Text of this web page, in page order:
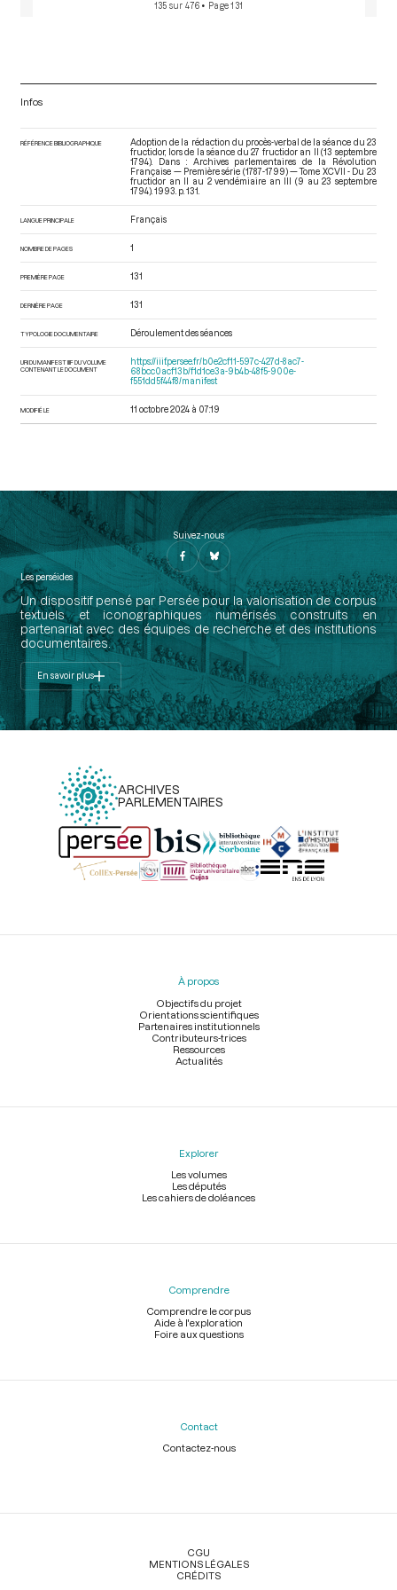
135 sur 476 • Page 131
Infos
RÉFÉRENCE BIBLIOGRAPHIQUE
Adoption de la rédaction du procès-verbal de la séance du 23
fructidor, lors de la séance du 27 fructidor an II (13 septembre
1794). Dans : Archives parlementaires de la Révolution
Française — Première série (1787-1799) — Tome XCVII - Du 23
fructidor an II au 2 vendémiaire an III (9 au 23 septembre
1794) . 1993. p. 131.
LANGUE PRINCIPALE Français
NOMBRE DE PAGES 1
PREMIÈRE PAGE 131
DERNIÈRE PAGE 131
TYPOLOGIE DOCUMENTAIRE Déroulement des séances
URI DU MANIFEST IIIF DU VOLUME
CONTENANT LE DOCUMENT
https://iiif.persee.fr/b0e2cf11-597c-427d-8ac7-
68bcc0acf13b/f1d1ce3a-9b4b-48f5-900e-
f551dd5f44f8/manifest
MODIFIÉ LE 11 octobre 2024 à 07:19
Suivez-nous
Les perséides
Un dispositif pensé par Persée pour la valorisation de corpus
textuels et iconographiques numérisés construits en
partenariat avec des équipes de recherche et des institutions
documentaires.
En savoir plus
ARCHIVES
PARLEMENTAIRES
Menu
À propos
Objectifs du projet
Orientations scientifiques
Partenaires institutionnels
Contributeurs-trices
Ressources
Actualités
Explorer
Les volumes
Les députés
Les cahiers de doléances
Comprendre
Comprendre le corpus
Aide à l'exploration
Foire aux questions
Contact
Contactez-nous
Légal
CGU
MENTIONS LÉGALES
CRÉDITS